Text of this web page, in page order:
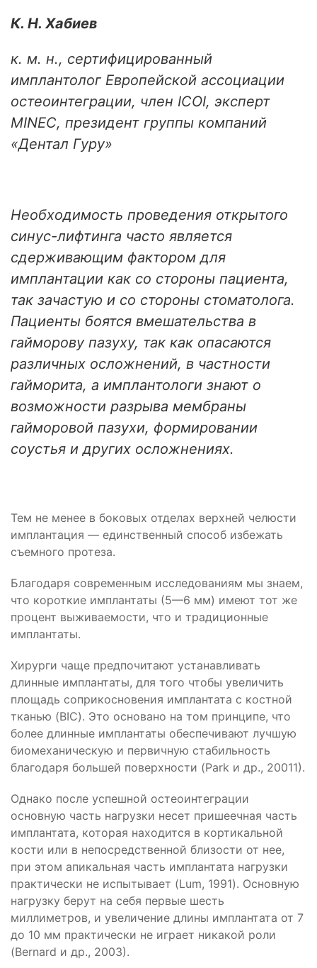
К. Н. Хабиев
к. м. н., сертифицированный
имплантолог Европейской ассоциации
остеоинтеграции, член ICOI, эксперт
MINEC, президент группы компаний
«Дентал Гуру»
Необходимость проведения открытого
синус-лифтинга часто является
сдерживающим фактором для
имплантации как со стороны пациента,
так зачастую и со стороны стоматолога.
Пациенты боятся вмешательства в
гайморову пазуху, так как опасаются
различных осложнений, в частности
гайморита, а имплантологи знают о
возможности разрыва мембраны
гайморовой пазухи, формировании
соустья и других осложнениях.
Тем не менее в боковых отделах верхней челюсти
имплантация — единственный способ избежать
съемного протеза.
Благодаря современным исследованиям мы знаем,
что короткие имплантаты (5—6 мм) имеют тот же
процент выживаемости, что и традиционные
имплантаты.
Хирурги чаще предпочитают устанавливать
длинные имплантаты, для того чтобы увеличить
площадь соприкосновения имплантата с костной
тканью (BIC). Это основано на том принципе, что
более длинные имплантаты обеспечивают лучшую
биомеханическую и первичную стабильность
благодаря большей поверхности (Park и др., 20011).
Однако после успешной остеоинтеграции
основную часть нагрузки несет пришеечная часть
имплантата, которая находится в кортикальной
кости или в непосредственной близости от нее,
при этом апикальная часть имплантата нагрузки
практически не испытывает (Lum, 1991). Основную
нагрузку берут на себя первые шесть
миллиметров, и увеличение длины имплантата от 7
до 10 мм практически не играет никакой роли
(Bernard и др., 2003).